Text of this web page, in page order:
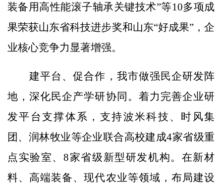
装备用高性能滚子轴承关键技术”等10多项成
果荣获山东省科技进步奖和山东“好成果”，企
业核心竞争力显著增强。
建平台、促合作，我市做强民企研发阵
地，深化民企产学研协同。着力完善企业研
发平台支撑体系，支持波米科技、时风集
团、润林牧业等企业联合高校建成4家省级重
点实验室、8家省级新型研发机构。在新材
料、高端装备、现代农业等领域，布局建设